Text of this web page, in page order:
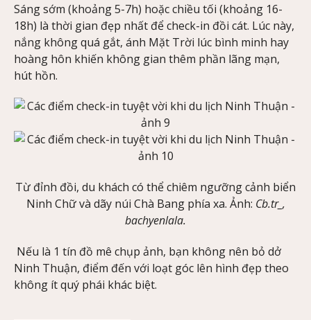
Sáng sớm (khoảng 5-7h) hoặc chiều tối (khoảng 16-
18h) là thời gian đẹp nhất để check-in đồi cát. Lúc này,
nắng không quá gắt, ánh Mặt Trời lúc bình minh hay
hoàng hôn khiến không gian thêm phần lãng mạn,
hút hồn.
Từ đỉnh đồi, du khách có thể chiêm ngưỡng cảnh biển
Ninh Chữ và dãy núi Chà Bang phía xa. Ảnh: Cb.tr_,
bachyenlala.
Nếu là 1 tín đồ mê chụp ảnh, bạn không nên bỏ dở
Ninh Thuận, điểm đến với loạt góc lên hình đẹp theo
không ít quý phái khác biệt.